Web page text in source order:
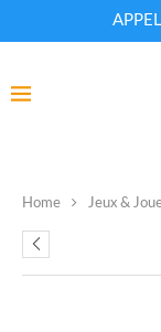
Home Jeux &